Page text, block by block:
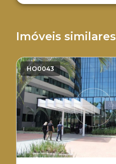
Imóveis similares
HO0043